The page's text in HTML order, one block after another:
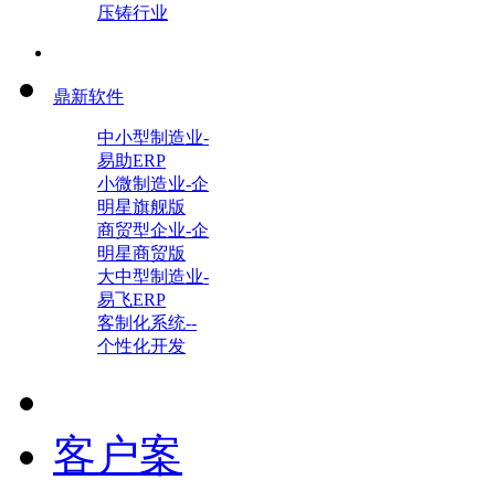
压铸行业
鼎新软件
中小型制造业-
易助ERP
小微制造业-企
明星旗舰版
商贸型企业-企
明星商贸版
大中型制造业-
易飞ERP
客制化系统--
个性化开发
客户案